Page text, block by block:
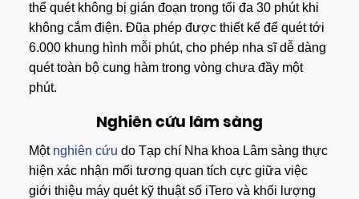
thể quét không bị gián đoạn trong tối đa 30 phút khi
không cắm điện. Đũa phép được thiết kế để quét tới
6.000 khung hình mỗi phút, cho phép nha sĩ dễ dàng
quét toàn bộ cung hàm trong vòng chưa đầy một
phút.
Nghiên cứu lâm sàng
Một nghiên cứu do Tạp chí Nha khoa Lâm sàng thực
hiện xác nhận mối tương quan tích cực giữa việc
giới thiệu máy quét kỹ thuật số iTero và khối lượng